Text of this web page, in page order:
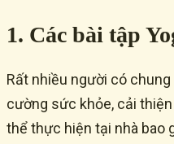
1. Các bài tập
Rất nhiều người có
cường sức khỏe, cải
thể thực hiện tại nhà bao